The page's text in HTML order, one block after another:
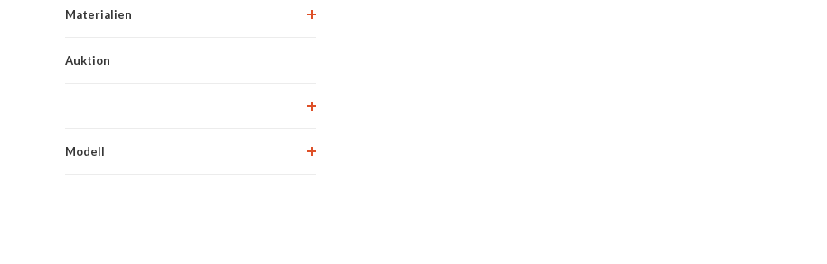
Materialien
Auktion
Modell